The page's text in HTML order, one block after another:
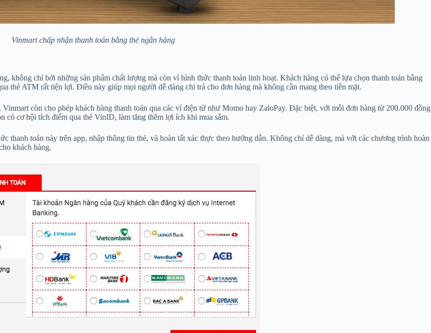
Vinmart chấp nhận thanh toán bằng thẻ ngân hàng
không chỉ bởi những sản phẩm chất lượng mà còn vì hình thức thanh toán linh hoạt. Khách hàng có thể lựa chọn thanh toán bằng
thẻ ATM rất tiện lợi. Điều này giúp mọi người dễ dàng chi trả cho đơn hàng mà không cần mang theo tiền mặt.
còn cho phép khách hàng thanh toán qua các ví điện tử như Momo hay ZaloPay. Đặc biệt, với mỗi đơn hàng từ 200.000 đồng
có cơ hội tích điểm qua thẻ VinID, làm tăng thêm lợi ích khi mua sắm.
thanh toán này trên app, nhập thông tin thẻ, và hoàn tất xác thực theo hướng dẫn. Không chỉ dễ dàng, mà với các chương trình hoàn
khách hàng.